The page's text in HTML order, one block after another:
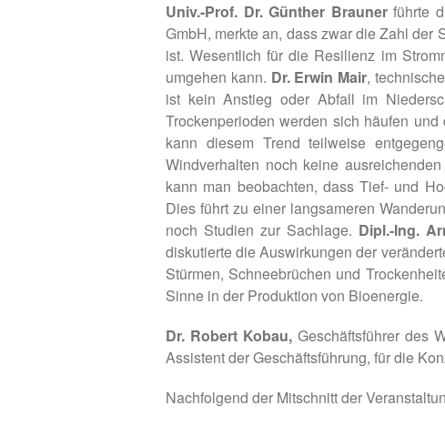
Univ.-Prof. Dr. Günther Braunerführte
GmbH, merkte an, dass zwar die Zahl der
ist. Wesentlich für die Resilienz im
umgehen kann. Dr. Erwin Mair,
ist kein Anstieg oder Abfall im
Trockenperioden werden sich häufen
kann diesem Trend teilweise
Windverhalten noch keine
kann man beobachten, dass Tief- und
Dies führt zu einer langsameren
noch Studien zur Sachlage. Dipl.-Ing.
diskutierte die Auswirkungen der
Stürmen, Schneebrüchen und
Sinne in der Produktion von Bioenergie.
Dr. Robert Kobau, Geschäftsführer des
Assistent der Geschäftsführung, für die
Nachfolgend der Mitschnitt der